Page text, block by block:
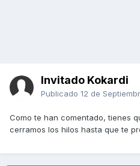
Invitado Kokardi
Publicado 12 de
Como te han comentado, tienes
cerramos los hilos hasta que te